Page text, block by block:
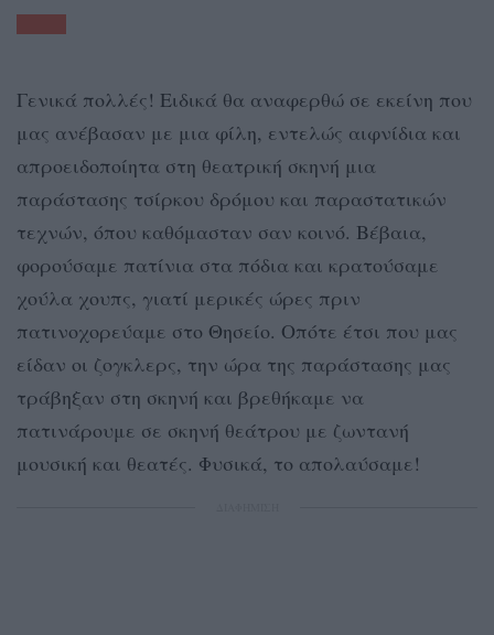
Γενικά πολλές! Ειδικά θα αναφερθώ σε εκείνη που
μας ανέβασαν με μια φίλη, εντελώς αιφνίδια και
απροειδοποίητα στη θεατρική σκηνή μια
παράστασης τσίρκου δρόμου και παραστατικών
τεχνών, όπου καθόμασταν σαν κοινό. Βέβαια,
φορούσαμε πατίνια στα πόδια και κρατούσαμε
χούλα χουπς, γιατί μερικές ώρες πριν
πατινοχορεύαμε στο Θησείο. Οπότε έτσι που μας
είδαν οι ζογκλερς, την ώρα της παράστασης μας
τράβηξαν στη σκηνή και βρεθήκαμε να
πατινάρουμε σε σκηνή θεάτρου με ζωντανή
μουσική και θεατές. Φυσικά, το απολαύσαμε!